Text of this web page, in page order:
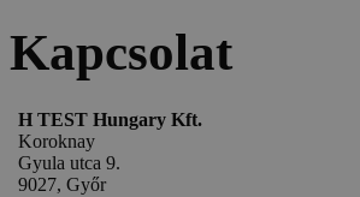
Kapcsolat
H TEST Hungary Kft.
Koroknay
Gyula utca 9.
9027, Győr